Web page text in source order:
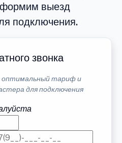
выезд
подключения.
звонка
тариф и
для подключения